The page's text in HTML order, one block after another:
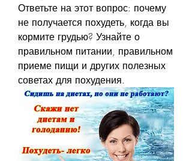
Ответьте на этот вопрос: почему
не получается похудеть, когда вы
кормите грудью? Узнайте о
правильном питании, правильном
приеме пищи и других полезных
советах для похудения.